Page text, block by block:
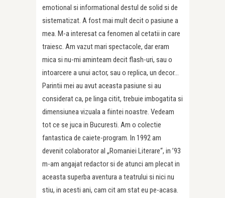
emotional si informational destul de solid si de
sistematizat. A fost mai mult decit o pasiune a
mea. M-a interesat ca fenomen al cetatii in care
traiesc. Am vazut mari spectacole, dar eram
mica si nu-mi aminteam decit flash-uri, sau o
intoarcere a unui actor, sau o replica, un decor…
Parintii mei au avut aceasta pasiune si au
considerat ca, pe linga citit, trebuie imbogatita si
dimensiunea vizuala a fiintei noastre. Vedeam
tot ce se juca in Bucuresti. Am o colectie
fantastica de caiete-program. In 1992 am
devenit colaborator al „Romaniei Literare“, in ’93
m-am angajat redactor si de atunci am plecat in
aceasta superba aventura a teatrului si nici nu
stiu, in acesti ani, cam cit am stat eu pe-acasa.